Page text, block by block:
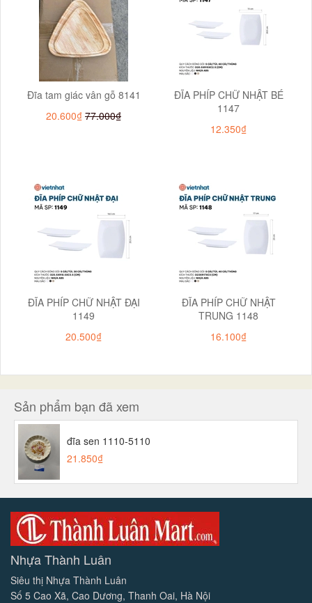
Đĩa tam giác vân gỗ 8141
20.600₫ 77.000₫
ĐĨA PHÍP CHỮ NHẬT BÉ
1147
12.350₫
ĐĨA PHÍP CHỮ NHẬT ĐẠI
1149
20.500₫
ĐĨA PHÍP CHỮ NHẬT
TRUNG 1148
16.100₫
Sản phẩm bạn đã xem
đĩa sen 1110-5110
21.850₫
Nhựa Thành Luân
Siêu thị Nhựa Thành Luân
Số 5 Cao Xã, Cao Dương, Thanh Oai, Hà Nội